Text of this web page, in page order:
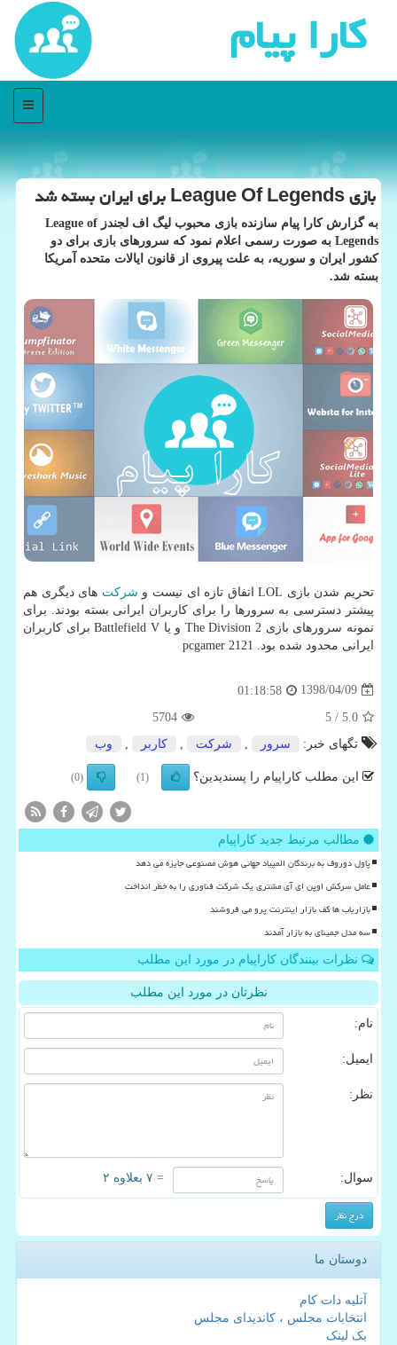
كارا پیام
منو
بازی League Of Legends برای ایران بسته شد
به گزارش كارا پیام سازنده بازی محبوب لیگ اف لجندز League of
Legends به صورت رسمی اعلام نمود كه سرورهای بازی برای دو
كشور ایران و سوریه، به علت پیروی از قانون ایالات متحده آمریكا
بسته شد.
تحریم شدن بازی LOL اتفاق تازه ای نیست و شركت های دیگری هم
پیشتر دسترسی به سرورها را برای كاربران ایرانی بسته بودند. برای
نمونه سرورهای بازی The Division 2 و یا Battlefield V برای كاربران
ایرانی محدود شده بود. pcgamer 2121
1398/04/09
01:18:58
5.0
/ 5
5704
تگهای خبر:
سرور شركت كاربر وب
این مطلب کاراپیام را پسندیدین؟ (1)
(0)
مطالب مرتبط جدید کاراپیام
پاول دوروف به برندگان المپیاد جهانی هوش مصنوعی جایزه می دهد
عامل سرکش اوپن ای آی مشتری یک شرکت فناوری را به خطر انداخت
بازاریاب ها کف بازار اینترنت پرو می فروشند
سه مدل جمینای به بازار آمدند
نظرات بینندگان کاراپیام در مورد این مطلب
نظرتان در مورد این مطلب
نام:
ایمیل:
نظر:
سوال: = ۷ بعلاوه ۲
دوستان ما
آتلیه دات کام
انتخابات مجلس ، کاندیدای مجلس
بک لینک